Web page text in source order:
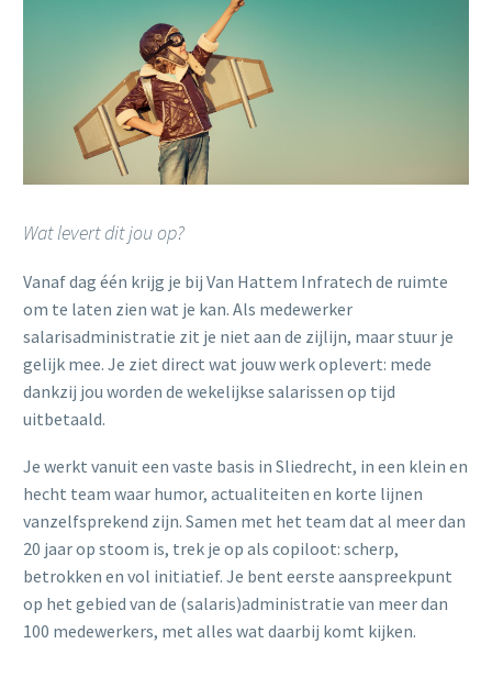
Wat levert dit jou op?
Vanaf dag één krijg je bij Van Hattem Infratech de ruimte
om te laten zien wat je kan. Als medewerker
salarisadministratie zit je niet aan de zijlijn, maar stuur je
gelijk mee. Je ziet direct wat jouw werk oplevert: mede
dankzij jou worden de wekelijkse salarissen op tijd
uitbetaald.
Je werkt vanuit een vaste basis in Sliedrecht, in een klein en
hecht team waar humor, actualiteiten en korte lijnen
vanzelfsprekend zijn. Samen met het team dat al meer dan
20 jaar op stoom is, trek je op als copiloot: scherp,
betrokken en vol initiatief. Je bent eerste aanspreekpunt
op het gebied van de (salaris)administratie van meer dan
100 medewerkers, met alles wat daarbij komt kijken.